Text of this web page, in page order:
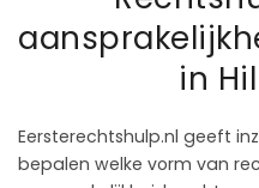
OVER ONS
in
Eersterechtshulp.nl geeft
bepalen welke vorm van